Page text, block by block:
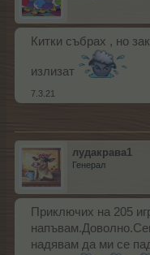
Китки събрах , но
излизат
7.3.21
лудакрава1
Генерал
Приключих на 205
надявам да ми се